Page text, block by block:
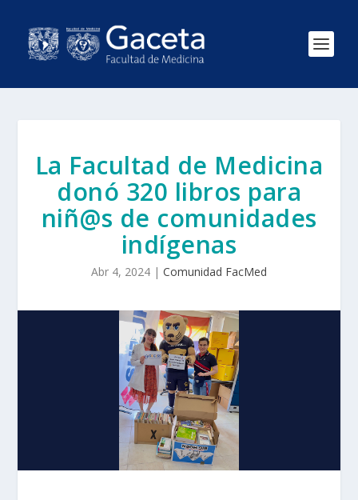
La Facultad de Medicina
donó 320 libros para
niñ@s de comunidades
indígenas
Abr 4, 2024 | Comunidad FacMed